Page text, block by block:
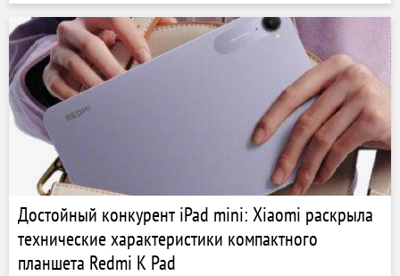
Достойный конкурент iPad mini: Xiaomi раскрыла
технические характеристики компактного
планшета Redmi K Pad